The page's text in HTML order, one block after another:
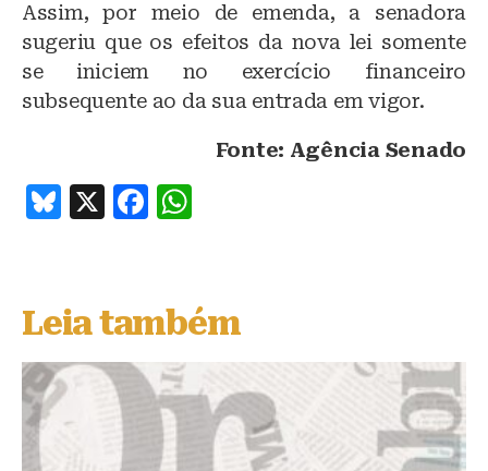
Assim, por meio de emenda, a senadora
sugeriu que os efeitos da nova lei somente
se iniciem no exercício financeiro
subsequente ao da sua entrada em vigor.
Fonte: Agência Senado
B
s
k
y
X
F
e
b
o
o
k
s
A
p
Leia também